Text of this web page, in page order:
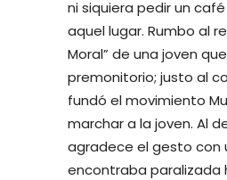
ni siquiera pedir un
aquel lugar. Rumbo al
Moral” de una joven
premonitorio; justo al
fundó el movimiento
marchar a la joven. Al
agradece el gesto con
encontraba paralizada